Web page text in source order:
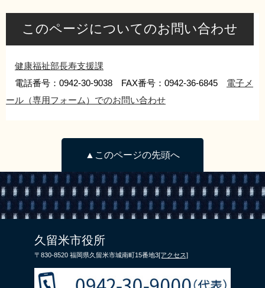
このページについてのお問い合わせ
健康福祉部長寿支援課
電話番号：0942-30-9038 FAX番号：0942-36-6845 電子メ
ール（専用フォーム）でのお問い合わせ
▲このページの先頭へ
久留米市役所
〒830-8520 福岡県久留米市城南町15番地3[アクセス]